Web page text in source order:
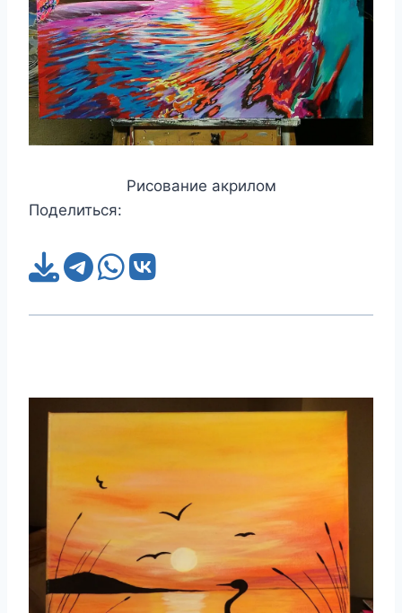
Рисование акрилом
Поделиться: